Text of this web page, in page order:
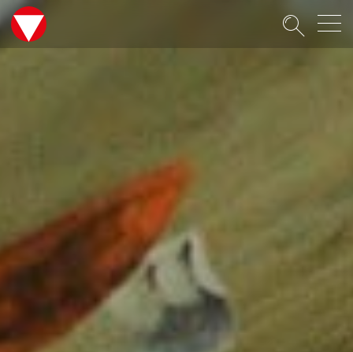
Suche